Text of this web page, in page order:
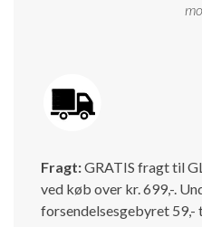
Fragt:GRATIS fragt til
ved køb over kr. 699,-.
forsendelsesgebyret 59,-